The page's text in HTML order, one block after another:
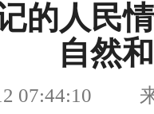
的人民
自然
07:44:10 来